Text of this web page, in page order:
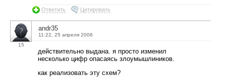
Ответить Цитировать
15
andr35
11:22, 25 апреля 2006
действительно выдана. я просто изменил
несколько цифр опасаясь злоумышлиников.
как реализовать эту схем?